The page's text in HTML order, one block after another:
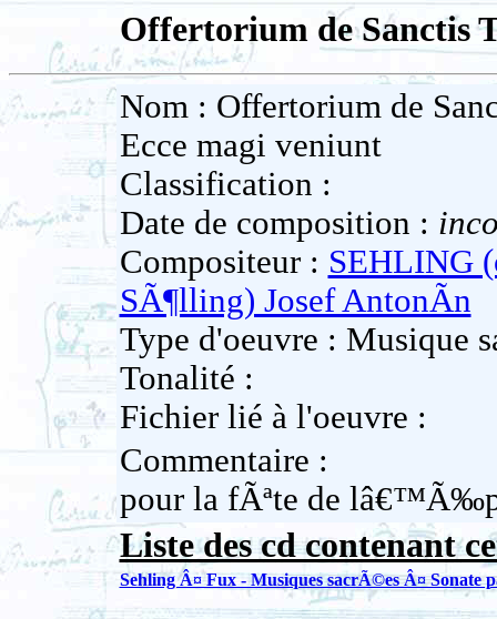
Offertorium de Sanctis
Nom : Offertorium de
Ecce magi veniunt
Classification :
Date de composition :
Compositeur : SEHLING
SÃ¶lling) Josef AntonÃ­n
Type d'oeuvre : Musique
Tonalité :
Fichier lié à l'oeuvre :
Commentaire :
pour la fÃªte de
Liste des cd contenant
Sehling Â¤ Fux - Musiques sacrÃ©es Â¤ Sonate